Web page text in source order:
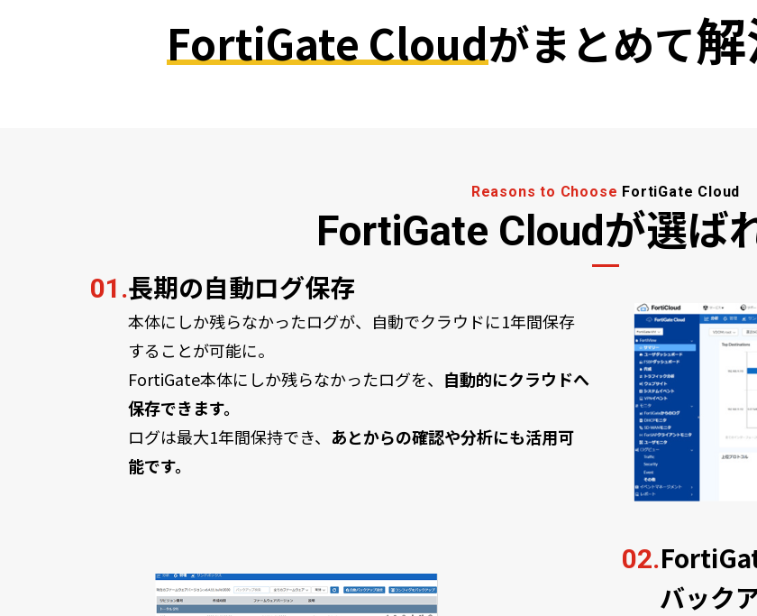
FortiGate Cloudがまとめて
Reasons to Choose FortiGate Cloud
FortiGate Cloudが選ば
01.長期の自動ログ保存
本体にしか残らなかったログが、自動でクラウドに1年間保存
することが可能に。
FortiGate本体にしか残らなかったログを、 自動的にクラウドへ
保存できます。
ログは最大1年間保持でき、 あとからの確認や分析にも活用可
能です。
02.
バック